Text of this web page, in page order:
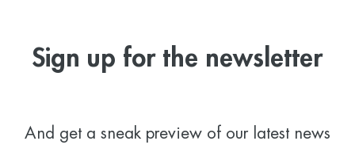
Sign up for the newsletter
And get a sneak preview of our latest news